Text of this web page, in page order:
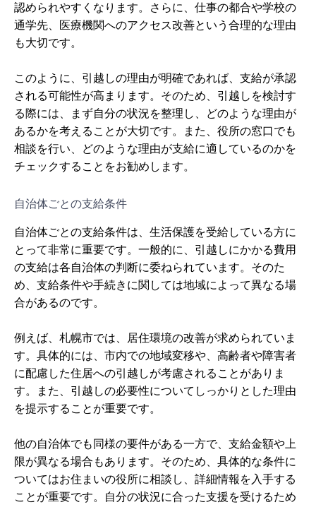
認められやすくなります。さらに、仕事の都合や学校の
通学先、医療機関へのアクセス改善という合理的な理由
も大切です。
このように、引越しの理由が明確であれば、支給が承認
される可能性が高まります。そのため、引越しを検討す
る際には、まず自分の状況を整理し、どのような理由が
あるかを考えることが大切です。また、役所の窓口でも
相談を行い、どのような理由が支給に適しているのかを
チェックすることをお勧めします。
自治体ごとの支給条件
自治体ごとの支給条件は、生活保護を受給している方に
とって非常に重要です。一般的に、引越しにかかる費用
の支給は各自治体の判断に委ねられています。そのた
め、支給条件や手続きに関しては地域によって異なる場
合があるのです。
例えば、札幌市では、居住環境の改善が求められていま
す。具体的には、市内での地域変移や、高齢者や障害者
に配慮した住居への引越しが考慮されることがありま
す。また、引越しの必要性についてしっかりとした理由
を提示することが重要です。
他の自治体でも同様の要件がある一方で、支給金額や上
限が異なる場合もあります。そのため、具体的な条件に
ついてはお住まいの役所に相談し、詳細情報を入手する
ことが重要です。自分の状況に合った支援を受けるため